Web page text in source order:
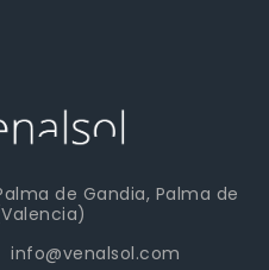
de Gandia, Palma de